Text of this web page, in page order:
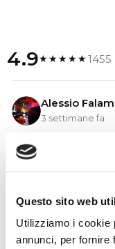
Questo sito web
Utilizziamo i cookie
annunci, per fornire
4.9★★★★★
Alessio
3 settimane fa
Ho acquistato un
dello staff.